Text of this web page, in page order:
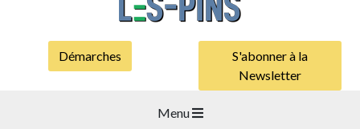
Démarches
S'abonner à la
Newsletter
Menu